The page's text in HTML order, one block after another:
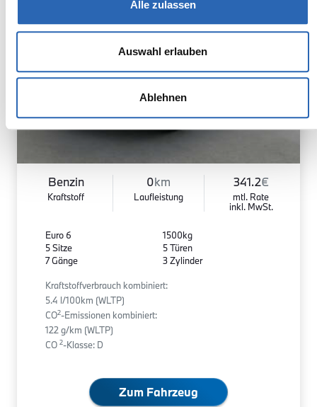
Alle zulassen
Auswahl erlauben
Ablehnen
Benzin
Kraftstoff
0km
Laufleistung
341.2€
mtl. Rate
inkl. MwSt.
Euro 6
5 Sitze
7 Gänge
1500kg
5 Türen
3 Zylinder
Kraftstoffverbrauch kombiniert:
5.4 l/100km (WLTP)
CO2-Emissionen kombiniert:
122 g/km (WLTP)
CO 2-Klasse: D
Zum Fahrzeug